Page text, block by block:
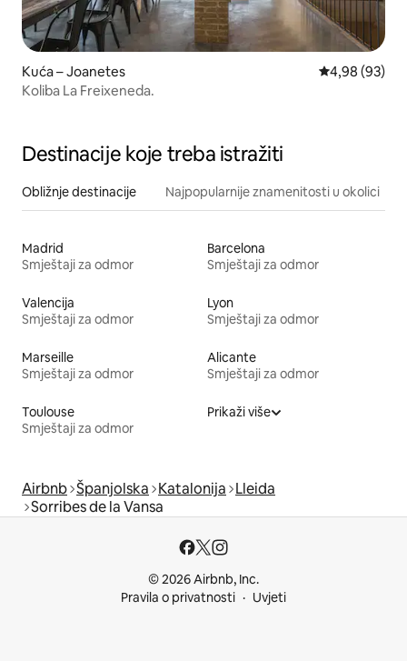
Kuća – Joanetes Prosječna
4,98 (93)
Koliba La Freixeneda.
Destinacije koje treba istražiti
Obližnje destinacije Najpopularnije znamenitosti u okolici
Madrid
Smještaji za odmor
Barcelona
Smještaji za odmor
Valencija
Smještaji za odmor
Lyon
Smještaji za odmor
Marseille
Smještaji za odmor
Alicante
Smještaji za odmor
Toulouse
Smještaji za odmor
Prikaži više
Airbnb Španjolska Katalonija Lleida
Sorribes de la Vansa
© 2026 Airbnb, Inc.
Pravila o privatnosti
Uvjeti